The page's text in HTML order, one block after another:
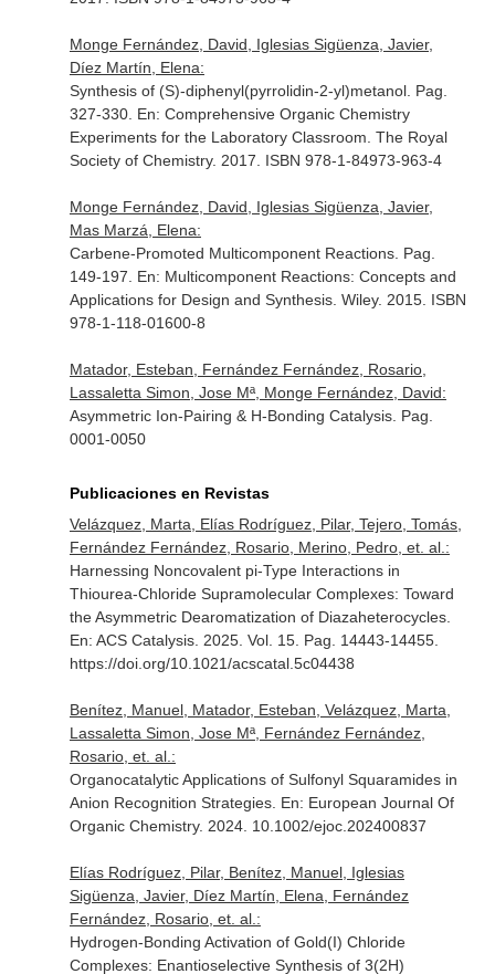
Monge Fernández, David, Iglesias Sigüenza, Javier,
Díez Martín, Elena:
Synthesis of (S)-diphenyl(pyrrolidin-2-yl)metanol. Pag.
327-330. En: Comprehensive Organic Chemistry
Experiments for the Laboratory Classroom . The Royal
Society of Chemistry. 2017. ISBN 978-1-84973-963-4
Monge Fernández, David, Iglesias Sigüenza, Javier,
Mas Marzá, Elena:
Carbene-Promoted Multicomponent Reactions. Pag.
149-197. En: Multicomponent Reactions: Concepts and
Applications for Design and Synthesis. Wiley. 2015. ISBN
978-1-118-01600-8
Matador, Esteban, Fernández Fernández, Rosario,
Lassaletta Simon, Jose Mª, Monge Fernández, David:
Asymmetric Ion-Pairing & H-Bonding Catalysis. Pag.
0001-0050
Publicaciones en Revistas
Velázquez, Marta, Elías Rodríguez, Pilar, Tejero, Tomás,
Fernández Fernández, Rosario, Merino, Pedro, et. al.:
Harnessing Noncovalent pi-Type Interactions in
Thiourea-Chloride Supramolecular Complexes: Toward
the Asymmetric Dearomatization of Diazaheterocycles.
En: ACS Catalysis. 2025. Vol. 15. Pag. 14443-14455.
https://doi.org/10.1021/acscatal.5c04438
Benítez, Manuel, Matador, Esteban, Velázquez, Marta,
Lassaletta Simon, Jose Mª, Fernández Fernández,
Rosario, et. al.:
Organocatalytic Applications of Sulfonyl Squaramides in
Anion Recognition Strategies. En: European Journal Of
Organic Chemistry. 2024. 10.1002/ejoc.202400837
Elías Rodríguez, Pilar, Benítez, Manuel, Iglesias
Sigüenza, Javier, Díez Martín, Elena, Fernández
Fernández, Rosario, et. al.:
Hydrogen-Bonding Activation of Gold(I) Chloride
Complexes: Enantioselective Synthesis of 3(2H)